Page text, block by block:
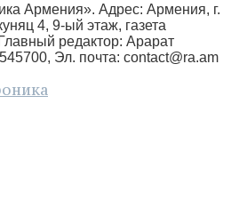
Армения». Адрес: Армения, г.
4, 9-ый этаж, газета
редактор: Арарат
Эл. почта: contact@ra.am